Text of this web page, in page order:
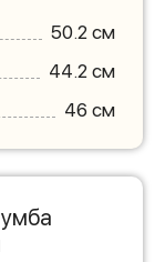
50.2 см
44.2 см
46 см